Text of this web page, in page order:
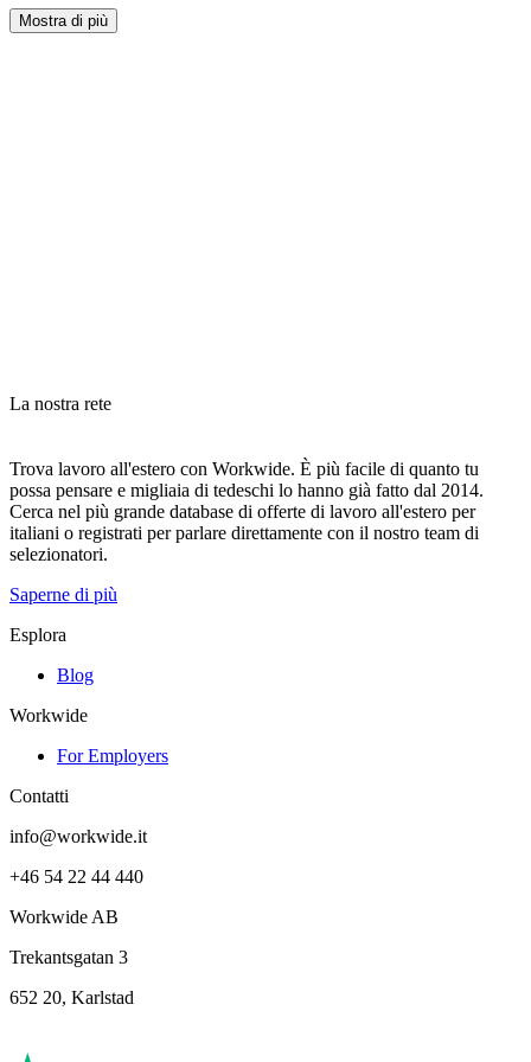
Mostra di più
La nostra rete
Trova lavoro all'estero con Workwide. È più facile di quanto tu
possa pensare e migliaia di tedeschi lo hanno già fatto dal 2014.
Cerca nel più grande database di offerte di lavoro all'estero per
italiani o registrati per parlare direttamente con il nostro team di
selezionatori.
Saperne di più
Esplora
Blog
Workwide
For Employers
Contatti
info@workwide.it
+46 54 22 44 440
Workwide AB
Trekantsgatan 3
652 20, Karlstad